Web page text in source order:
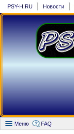
PSY-H.RU Новости
Меню FAQ